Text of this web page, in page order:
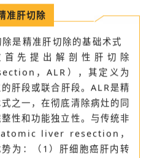
准肝切除
是精准肝切除的基础术式
先提出解剖性肝切除
，ALR），其定义为
肝段或联合肝段。ALR是精
之一，在彻底清除病灶的同
性和功能独立性。与传统非